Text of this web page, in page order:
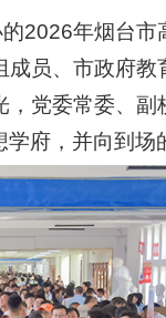
2026年烟台
员、市政府
党委常委、
府，并向到场